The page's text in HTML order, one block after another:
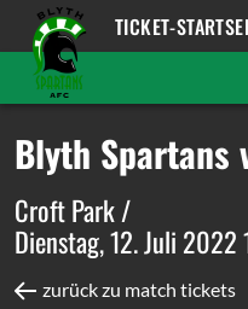
TICKET-
Blyth Spartans
Croft Park /
Dienstag, 12. Juli 2022
zurück zu match tickets